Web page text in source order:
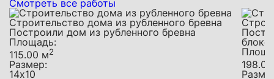
Смотреть все работы
Строительство дома из рубленного бревна
Построили дом из рубленного бревна
Площадь:
115.00 м2
Размер:
14х10